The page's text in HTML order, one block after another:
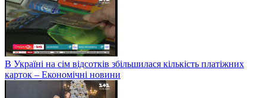
В Україні на сім відсотків збільшилася кількість платіжних
карток – Економічні новини